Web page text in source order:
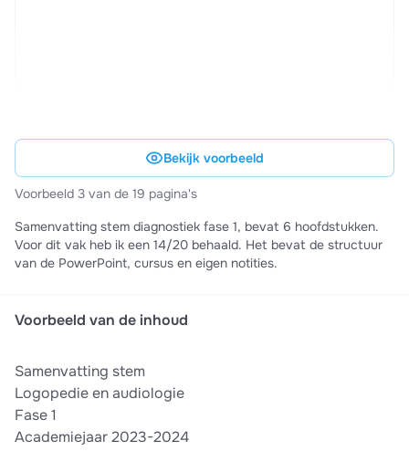
Bekijk voorbeeld
Voorbeeld 3 van de 19 pagina's
Samenvatting stem diagnostiek fase 1, bevat 6 hoofdstukken.
Voor dit vak heb ik een 14/20 behaald. Het bevat de structuur
van de PowerPoint, cursus en eigen notities.
Voorbeeld van de inhoud
Samenvatting stem
Logopedie en audiologie
Fase 1
Academiejaar 2023-2024